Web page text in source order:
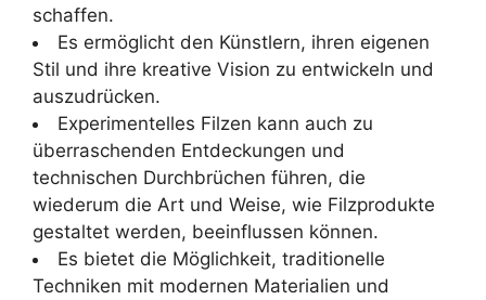
schaffen.
Es ermöglicht den Künstlern, ihren eigenen
Stil und ihre kreative Vision zu entwickeln und
auszudrücken.
Experimentelles Filzen kann auch zu
überraschenden Entdeckungen und
technischen Durchbrüchen führen, die
wiederum die Art und Weise, wie Filzprodukte
gestaltet werden, beeinflussen können.
Es bietet die Möglichkeit, traditionelle
Techniken mit modernen Materialien und